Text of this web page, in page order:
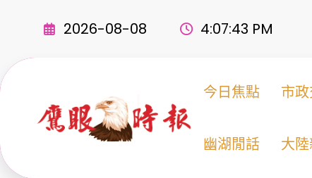
2026-08-08 4:07:44 PM
今日焦點 市
幽湖閒話 大